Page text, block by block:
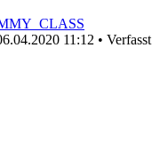
11:12 •